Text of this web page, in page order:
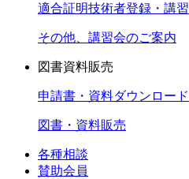
適合証明技術者登録・講習
その他、講習会のご案内
図書資料販売
申請書・資料ダウンロード
図書・資料販売
各種相談
賛助会員